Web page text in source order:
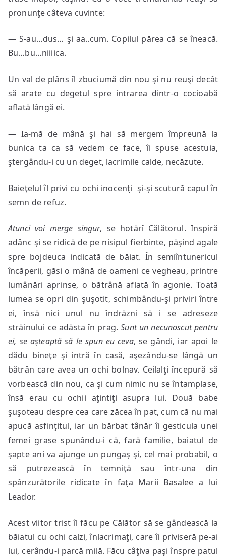
pronunţe câteva cuvinte:
— S-au…dus… şi aa..cum. Copilul părea că se îneacă.
Bu…bu…niiiica.
Un val de plâns îl zbuciumă din nou şi nu reuşi decât
să arate cu degetul spre intrarea dintr-o cocioabă
aflată lângă ei.
— Ia-mă de mână şi hai să mergem împreună la
bunica ta ca să vedem ce face, îi spuse acestuia,
ştergându-i cu un deget, lacrimile calde, necăzute.
Baieţelul îl privi cu ochi inocenţi şi-şi scutură capul în
semn de refuz.
Atunci voi merge singur, se hotărî Călătorul. Inspiră
adânc şi se ridică de pe nisipul fierbinte, păşind agale
spre bojdeuca indicată de băiat. În semiîntunericul
încăperii, găsi o mână de oameni ce vegheau, printre
lumânări aprinse, o bătrână aflată în agonie. Toată
lumea se opri din şuşotit, schimbându-şi priviri între
ei, însă nici unul nu îndrăzni să i se adreseze
străinului ce adăsta în prag.Sunt un necunoscut pentru
ei, se aşteaptă să le spun eu ceva, se gândi, iar apoi le
dădu bineţe şi intră în casă, aşezându-se lângă un
bătrân care avea un ochi bolnav. Ceilalţi începură să
vorbească din nou, ca şi cum nimic nu se întamplase,
însă erau cu ochii aţintiţi asupra lui. Două babe
şuşoteau despre cea care zăcea în pat, cum că nu mai
apucă asfinţitul, iar un bărbat tânăr îi gesticula unei
femei grase spunându-i că, fară familie, baiatul de
şapte ani va ajunge un pungaş şi, cel mai probabil, o
să putrezească în temniţă sau într-una din
spânzurătorile ridicate în faţa Marii Basalee a lui
Leador.
Acest viitor trist îl făcu pe Călător să se gândească la
băiatul cu ochi calzi, înlacrimaţi, care îi priviseră pe-ai
lui, cerându-i parcă milă. Făcu câţiva paşi înspre patul